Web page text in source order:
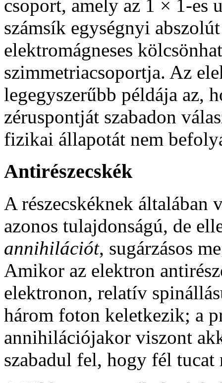
csoport, amely az 1 × 1-es
számsík egységnyi
elektromágneses
szimmetriacsoportja. Az
legegyszerűbb példája az,
zéruspontját szabadon
fizikai állapotát nem
Antirészecskék
A részecskéknek általában
azonos tulajdonságú, de
annihilációt, sugárzásos
Amikor az elektron
elektronon, relatív
három foton keletkezik; a
annihilációjakor viszont
szabadul fel, hogy fél tucat